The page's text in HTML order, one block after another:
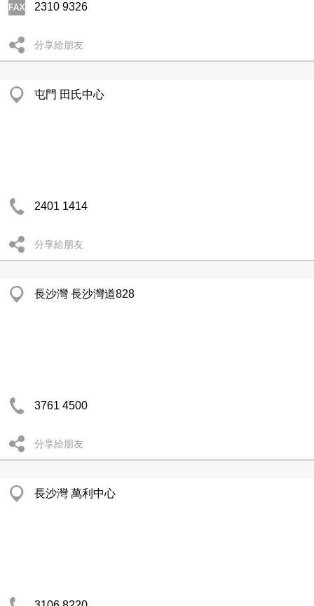
2310 9326
分享給朋友
屯門 田氏中心
2401 1414
分享給朋友
長沙灣 長沙灣道828
3761 4500
分享給朋友
長沙灣 萬利中心